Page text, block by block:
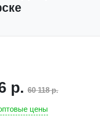
р. 60 118 р.
цены